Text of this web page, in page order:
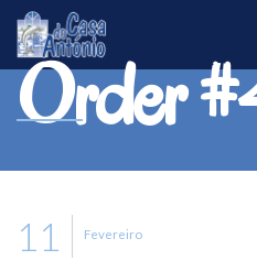
Order
Fevereiro
11